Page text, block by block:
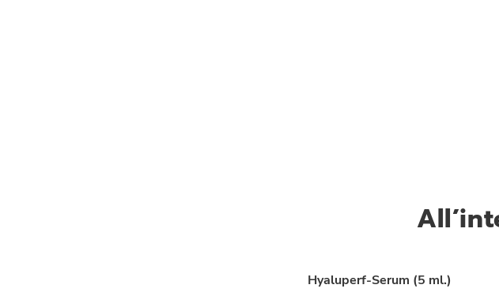
Hyaluperf-Serum (5 ml.)